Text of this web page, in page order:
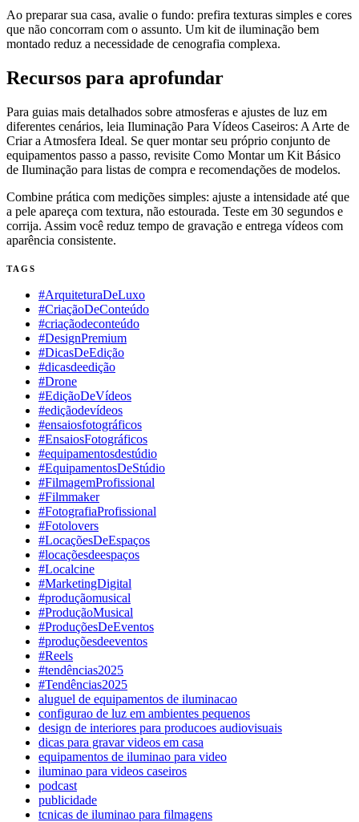
Ao preparar sua casa, avalie o fundo: prefira texturas simples e cores
que não concorram com o assunto. Um kit de iluminação bem
montado reduz a necessidade de cenografia complexa.
Recursos para aprofundar
Para guias mais detalhados sobre atmosferas e ajustes de luz em
diferentes cenários, leia Iluminação Para Vídeos Caseiros: A Arte de
Criar a Atmosfera Ideal. Se quer montar seu próprio conjunto de
equipamentos passo a passo, revisite Como Montar um Kit Básico
de Iluminação para listas de compra e recomendações de modelos.
Combine prática com medições simples: ajuste a intensidade até que
a pele apareça com textura, não estourada. Teste em 30 segundos e
corrija. Assim você reduz tempo de gravação e entrega vídeos com
aparência consistente.
TAGS
#ArquiteturaDeLuxo
#CriaçãoDeConteúdo
#criaçãodeconteúdo
#DesignPremium
#DicasDeEdição
#dicasdeedição
#Drone
#EdiçãoDeVídeos
#ediçãodevídeos
#ensaiosfotográficos
#EnsaiosFotográficos
#equipamentosdestúdio
#EquipamentosDeStúdio
#FilmagemProfissional
#Filmmaker
#FotografiaProfissional
#Fotolovers
#LocaçõesDeEspaços
#locaçõesdeespaços
#Localcine
#MarketingDigital
#produçãomusical
#ProduçãoMusical
#ProduçõesDeEventos
#produçõesdeeventos
#Reels
#tendências2025
#Tendências2025
aluguel de equipamentos de iluminacao
configurao de luz em ambientes pequenos
design de interiores para producoes audiovisuais
dicas para gravar videos em casa
equipamentos de iluminao para video
iluminao para videos caseiros
podcast
publicidade
tcnicas de iluminao para filmagens